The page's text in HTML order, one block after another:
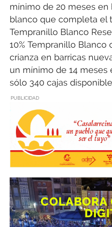
mínimo de 20 meses
blanco que completa el
Tempranillo Blanco
10% Tempranillo Blanco
crianza en barricas
un mínimo de 14
sólo 340 cajas
PUBLICIDAD
COLABORA